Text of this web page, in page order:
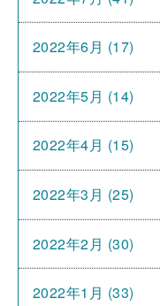
2022年6月 (17)
2022年5月 (14)
2022年4月 (15)
2022年3月 (25)
2022年2月 (30)
2022年1月 (33)